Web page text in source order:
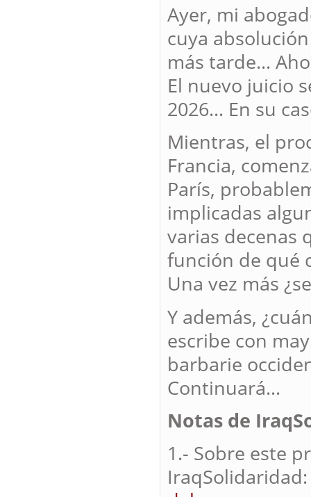
Ayer, mi
cuya
más tarde…
El nuevo juicio
2026… En su
Mientras, el
Francia,
París,
implicadas
varias decenas
función de qué
Una vez más
Y además,
escribe con
barbarie
Continuará…
Notas de
1.- Sobre este
IraqSolidaridad: